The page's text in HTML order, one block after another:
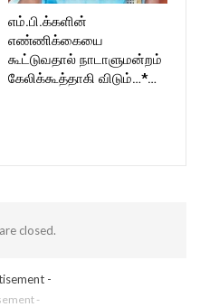
எம்.பி.க்களின்
எண்ணிக்கையை
கூட்டுவதால் நாடாளுமன்றம்
கேலிக்கூத்தாகி விடும்…*…
closed.
-